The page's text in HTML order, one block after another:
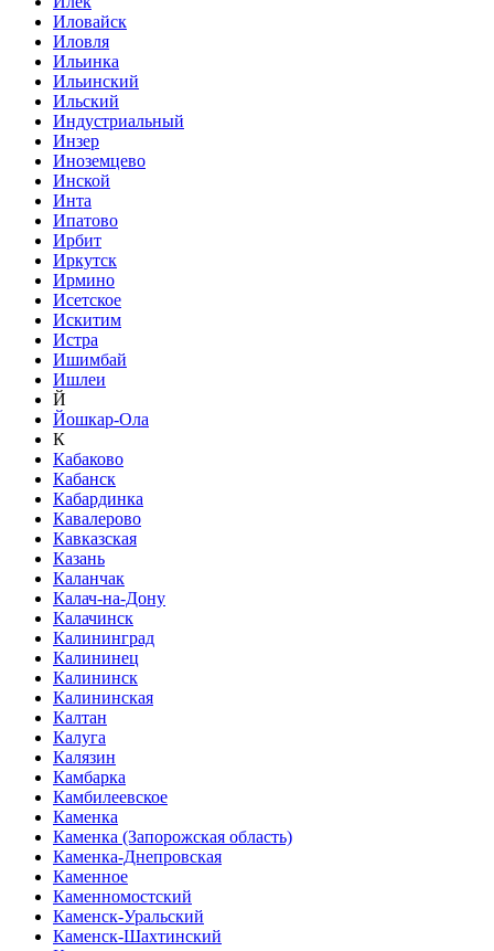
Иловайск
Иловля
Ильинка
Ильинский
Ильский
Индустриальный
Инзер
Иноземцево
Инской
Инта
Ипатово
Ирбит
Иркутск
Ирмино
Исетское
Искитим
Истра
Ишимбай
Ишлеи
Й
Йошкар-Ола
К
Кабаково
Кабанск
Кабардинка
Кавалерово
Кавказская
Казань
Каланчак
Калач-на-Дону
Калачинск
Калининград
Калининец
Калининск
Калининская
Калтан
Калуга
Калязин
Камбарка
Камбилеевское
Каменка
Каменка (Запорожская область)
Каменка-Днепровская
Каменное
Каменномостский
Каменск-Уральский
Каменск-Шахтинский